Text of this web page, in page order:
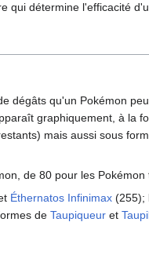
qui détermine l'efficacité
dégâts qu'un Pokémon
graphiquement, à la
mais aussi sous
de 80 pour les Pokémon
Éthernatos Infinimax (255);
de Taupiqueur et